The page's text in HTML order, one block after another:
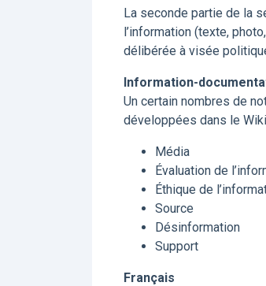
La seconde partie de la
l’information (texte,
délibérée à visée
Information-
Un certain nombres de
développées dans le
Média
Évaluation de
Éthique de
Source
Désinformation
Support
Français